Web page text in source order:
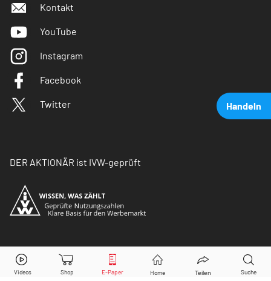
Handeln
Deutsche BankAktie jetzt handeln?
Kontakt
YouTube
Instagram
Facebook
Twitter
DER AKTIONÄR ist IVW-geprüft
© Copyright 2026 Börsenmedien AG. Alle Rechte